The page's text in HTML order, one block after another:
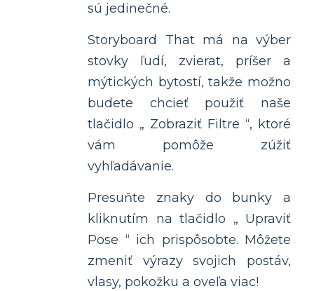
sú jedinečné.
Storyboard That má na výber
stovky ľudí, zvierat, príšer a
mýtických bytostí, takže možno
budete chcieť použiť naše
tlačidlo „ Zobraziť Filtre “, ktoré
vám pomôže zúžiť
vyhľadávanie.
Presuňte znaky do bunky a
kliknutím na tlačidlo „ Upraviť
Pose “ ich prispôsobte. Môžete
zmeniť výrazy svojich postáv,
vlasy, pokožku a oveľa viac!